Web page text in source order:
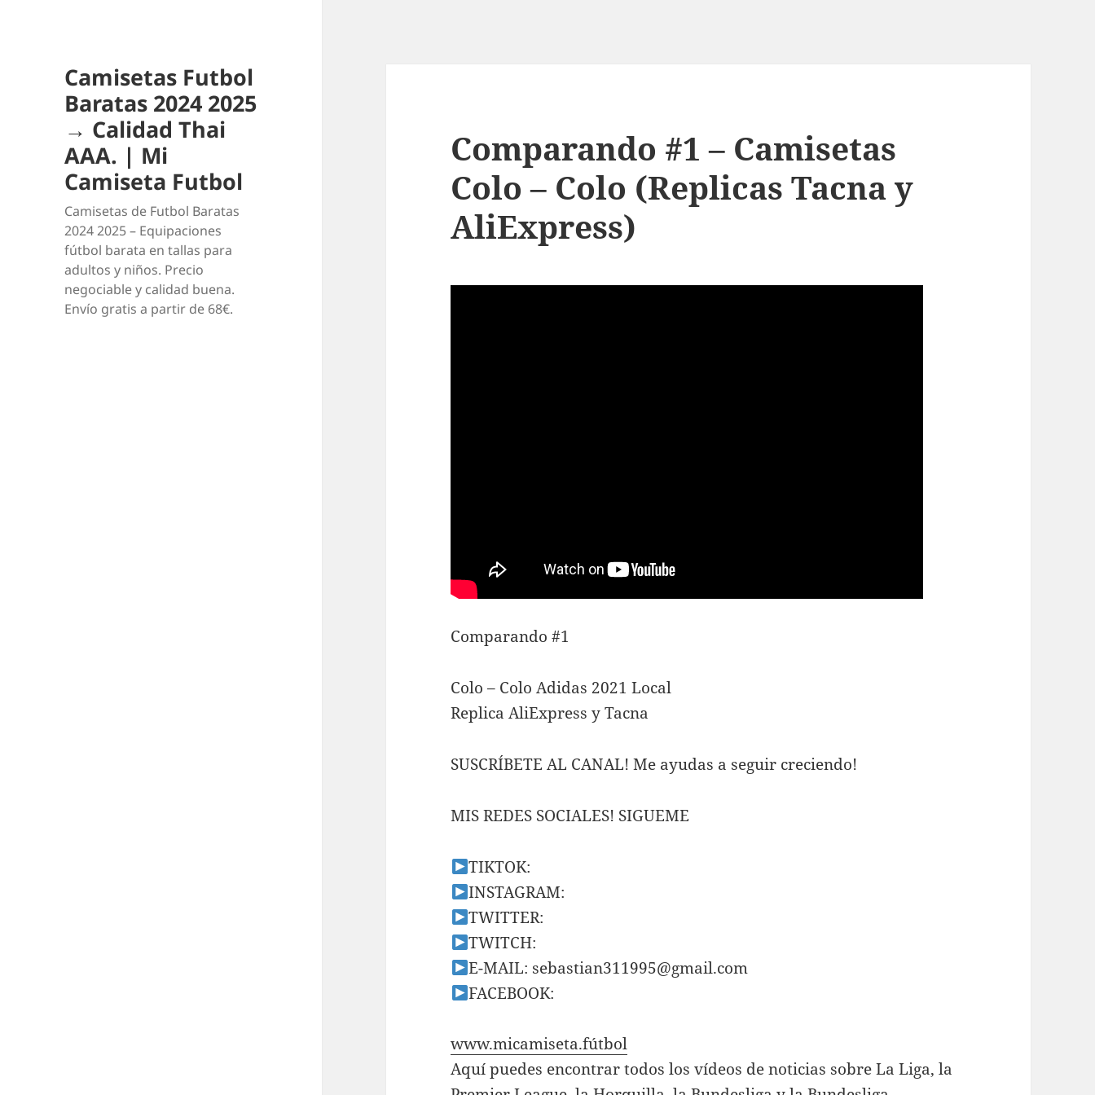
Camisetas Futbol
Baratas 2024 2025
→ Calidad Thai
AAA. | Mi
Camiseta Futbol
Camisetas de Futbol Baratas
2024 2025 – Equipaciones
fútbol barata en tallas para
adultos y niños. Precio
negociable y calidad buena.
Envío gratis a partir de 68€.
Comparando #1 – Camisetas
Colo – Colo (Replicas Tacna y
AliExpress)
Comparando #1
Colo – Colo Adidas 2021 Local
Replica AliExpress y Tacna
SUSCRÍBETE AL CANAL! Me ayudas a seguir creciendo!
MIS REDES SOCIALES! SIGUEME
TIKTOK:
INSTAGRAM:
TWITTER:
TWITCH:
E-MAIL: sebastian311995@gmail.com
FACEBOOK:
www.micamiseta.fútbol
Aquí puedes encontrar todos los vídeos de noticias sobre La Liga, la